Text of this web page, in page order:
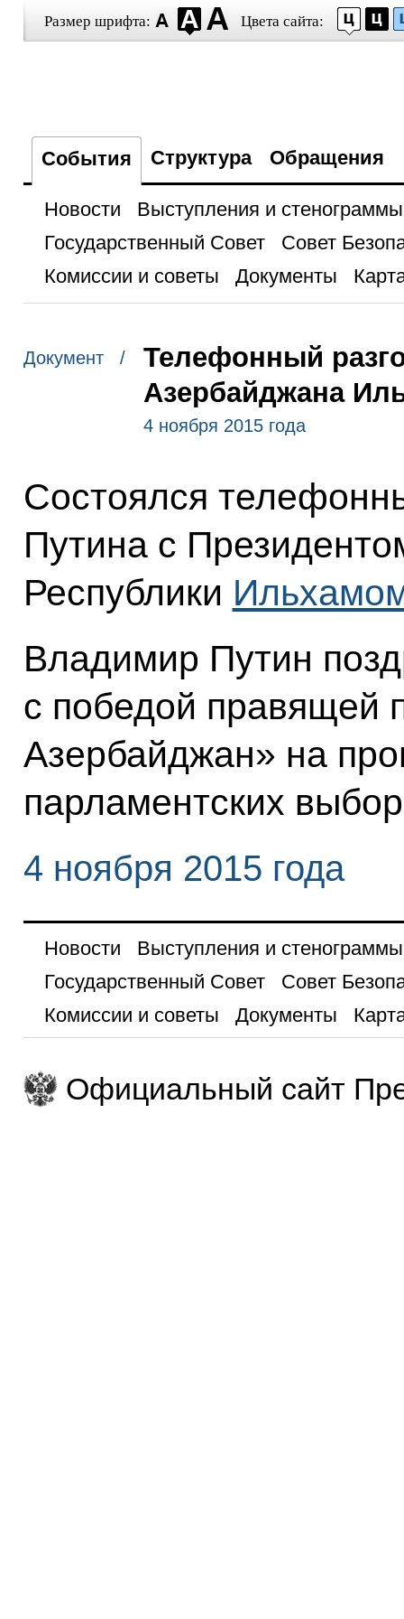
Размер шрифта: Цвета сайта:
События Структура Обращения
Новости
Выступления и стенограммы
Государственный Совет
Совет
Комиссии и советы
Документы
Документ /
Телефонный
Азербайджана
4 ноября 2015 года
Состоялся
Путина с
Республики
Владимир Путин
с победой правящей
Азербайджан» на
парламентских
4 ноября 2015 года
Новости
Выступления и стенограммы
Государственный Совет
Совет
Комиссии и советы
Документы
Официальный сайт